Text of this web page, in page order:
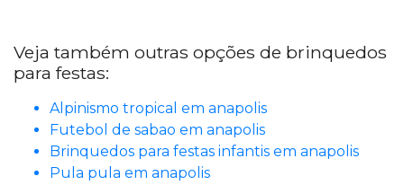
Veja também outras opções de brinquedos
para festas:
Alpinismo tropical em anapolis
Futebol de sabao em anapolis
Brinquedos para festas infantis em anapolis
Pula pula em anapolis